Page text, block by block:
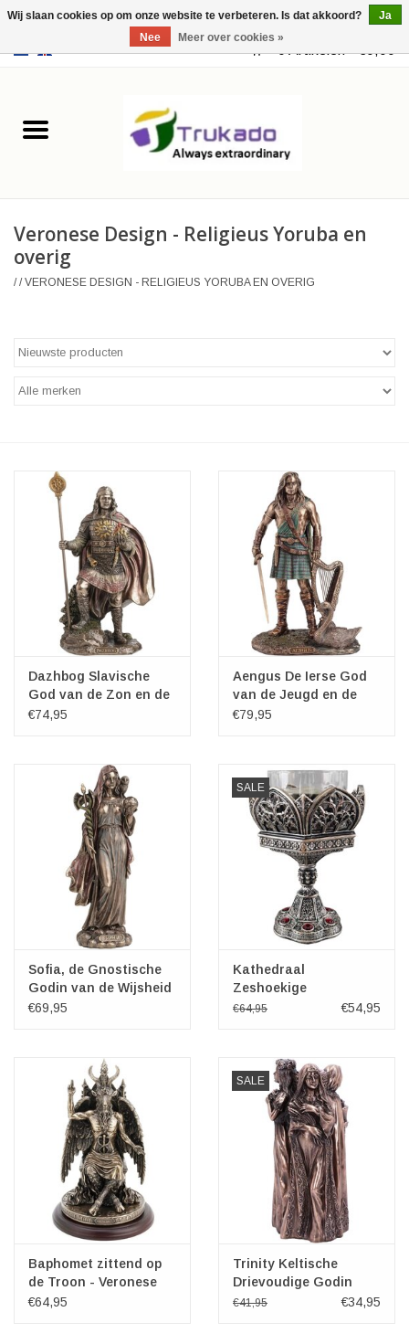
USD 0 Artikelen - €0,00
Leer
Merchandise
Tassen
Giftware & Lifestyle &
Collectables
Bezoek ons
Aanbiedingen
Veronese Design - Religieus Yoruba en
overig
//VERONESE DESIGN - RELIGIEUS YORUBA EN OVERIG
Dazhbog Slavische
God van de Zon en de
Regen
€74,95
Aengus De Ierse God
van de Jeugd en de
Liefde Veronese Design
€79,95
Sofia, de Gnostische
Godin van de Wijsheid
Veronese Design
€69,95
SALE
Kathedraal
Zeshoekige
Kaarshouder Veronese
€64,95 €54,95
Baphomet zittend op
de Troon - Veronese
Design
€64,95
SALE
Trinity Keltische
Drievoudige Godin
Kandelaar
€41,95 €34,95
Wij slaan cookies op om onze website te verbeteren. Is dat akkoord?
Ja
Nee
Meer over cookies »